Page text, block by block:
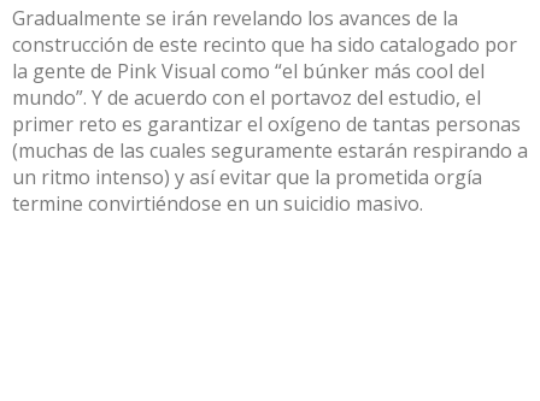
Gradualmente se irán revelando los avances de la
construcción de este recinto que ha sido catalogado por
la gente de Pink Visual como “el búnker más cool del
mundo”. Y de acuerdo con el portavoz del estudio, el
primer reto es garantizar el oxígeno de tantas personas
(muchas de las cuales seguramente estarán respirando a
un ritmo intenso) y así evitar que la prometida orgía
termine convirtiéndose en un suicidio masivo.